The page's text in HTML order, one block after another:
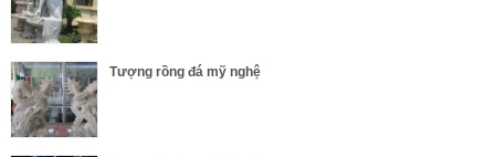
Tượng rồng đá mỹ nghệ